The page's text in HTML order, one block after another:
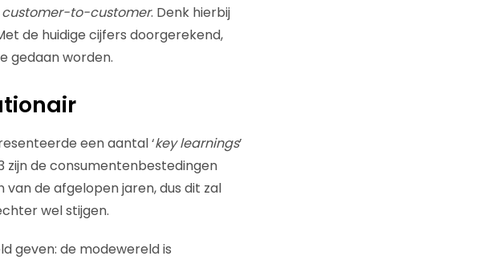
customer-to-customer. Denk hierbij
de huidige cijfers doorgerekend,
gedaan worden.
een aantal ‘key learnings’
zijn de consumentenbestedingen
de afgelopen jaren, dus dit zal
wel stijgen.
geven: de modewereld is